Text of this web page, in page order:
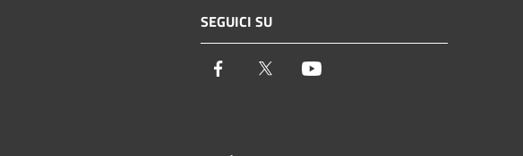
SEGUICI SU
Facebook Twitter